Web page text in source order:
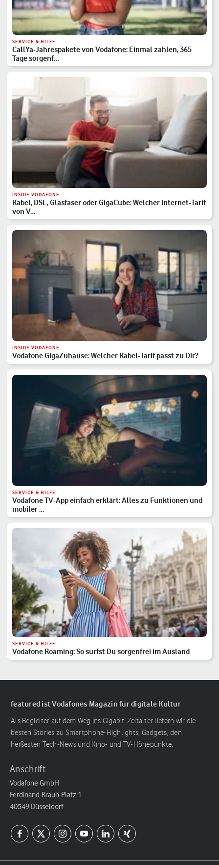
SERVICE & HILFE
CallYa-Jahrespakete von Vodafone: Einmal zahlen, 365
Tage sorgenf…
INSIDE VODAFONE
Kabel, DSL, Glasfaser oder GigaCube: Welcher Internet-Tarif
von V…
INSIDE VODAFONE
Vodafone GigaZuhause: Welcher Kabel-Tarif passt zu Dir?
SERVICE & HILFE
Vodafone TV-App einfach erklärt: Alles zu Funktionen und
mobiler …
SERVICE & HILFE
Vodafone Roaming: So surfst Du sorgenfrei im Ausland
featured ist Vodafones Magazin für digitale Kultur
Als Begleiter auf dem Weg ins Gigabit-Zeitalter liefern wir die
besten Stories zu Smartphone-Highlights, Gadgets, den
heißesten Tech-News und Kino- und TV-Höhepunkte.
Anschrift
Vodafone GmbH
Ferdinand-Braun-Platz 1
40549 Düsseldorf